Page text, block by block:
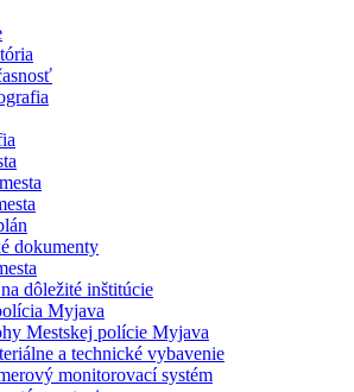
dokumenty
dôležité inštitúcie
Myjava
Mestskej polície Myjava
a technické vybavenie
monitorovací systém